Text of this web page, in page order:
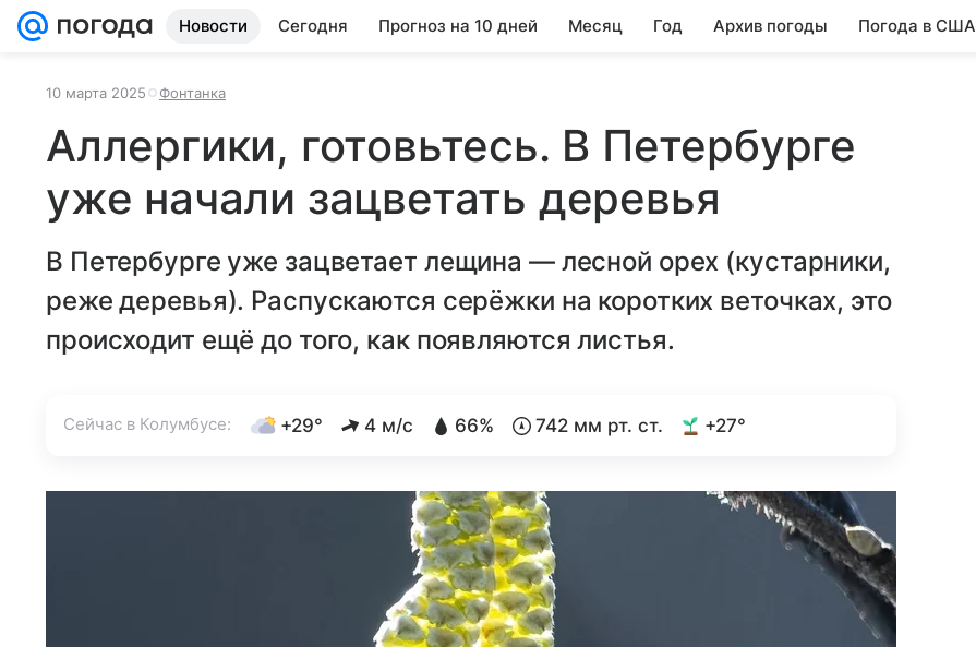
Новости Сегодня Прогноз на 10 дней Месяц Год Архив погоды Погода в США
10 марта 2025 Фонтанка
Аллергики, готовьтесь. В Петербурге
уже начали зацветать деревья
В Петербурге уже зацветает лещина — лесной орех (кустарники,
реже деревья). Распускаются серёжки на коротких веточках, это
происходит ещё до того, как появляются листья.
Сейчас в Колумбусе: +29° 4 м/с 66% 742 мм рт. ст. +27°